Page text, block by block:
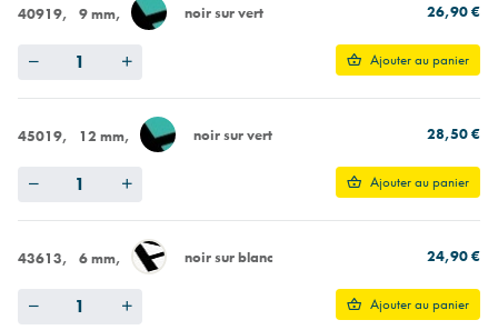
40919 9 mm noir sur vert 26,90 €
Ajouter au panier
45019 12 mm noir sur vert 28,50 €
Ajouter au panier
43613 6 mm noir sur blanc 24,90 €
Ajouter au panier